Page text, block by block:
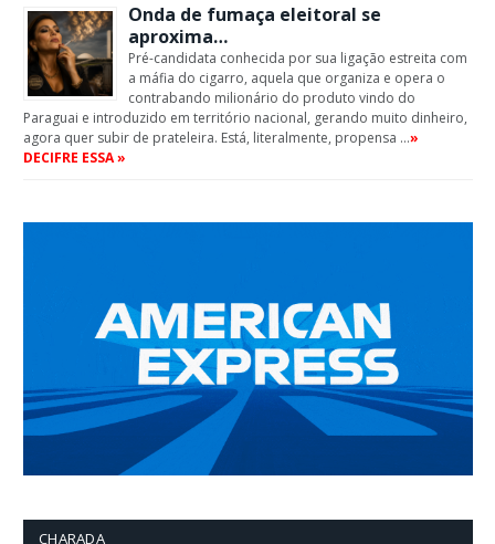
Onda de fumaça eleitoral se
aproxima…
Pré-candidata conhecida por sua ligação estreita com
a máfia do cigarro, aquela que organiza e opera o
contrabando milionário do produto vindo do
Paraguai e introduzido em território nacional, gerando muito dinheiro,
agora quer subir de prateleira. Está, literalmente, propensa …»
DECIFRE ESSA »
CHARADA